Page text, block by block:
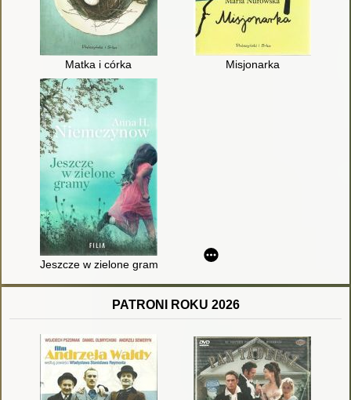
Matka i córka Misjonarka
Jeszcze w zielone gramy
PATRONI ROKU 2026